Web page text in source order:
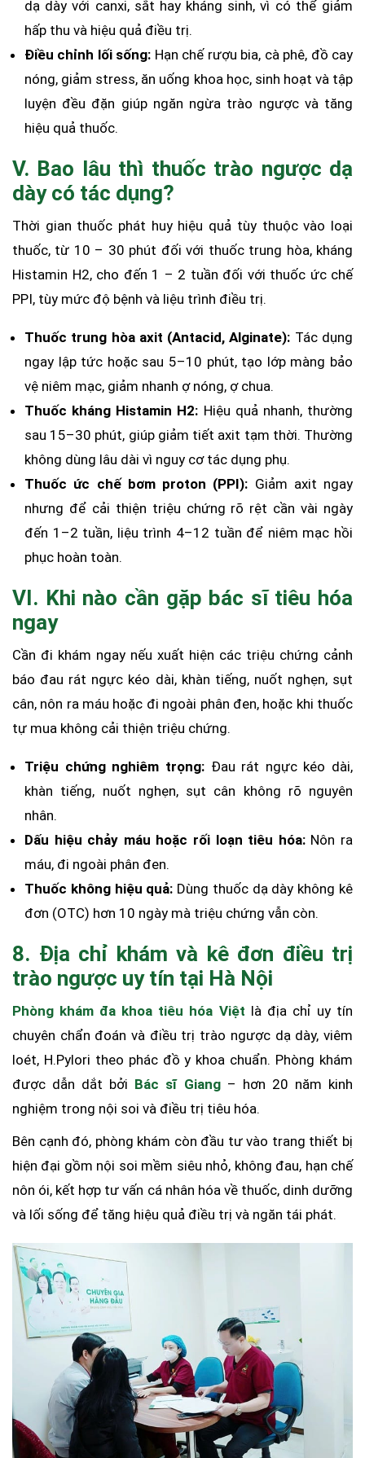
dạ dày với canxi, sắt hay kháng sinh, vì có thể giảm
hấp thu và hiệu quả điều trị.
Điều chỉnh lối sống: Hạn chế rượu bia, cà phê, đồ cay
nóng, giảm stress, ăn uống khoa học, sinh hoạt và tập
luyện đều đặn giúp ngăn ngừa trào ngược và tăng
hiệu quả thuốc.
V. Bao lâu thì thuốc trào ngược dạ
dày có tác dụng?
Thời gian thuốc phát huy hiệu quả tùy thuộc vào loại
thuốc, từ 10 – 30 phút đối với thuốc trung hòa, kháng
Histamin H2, cho đến 1 – 2 tuần đối với thuốc ức chế
PPI, tùy mức độ bệnh và liệu trình điều trị.
Thuốc trung hòa axit (Antacid, Alginate): Tác dụng
ngay lập tức hoặc sau 5–10 phút, tạo lớp màng bảo
vệ niêm mạc, giảm nhanh ợ nóng, ợ chua.
Thuốc kháng Histamin H2: Hiệu quả nhanh, thường
sau 15–30 phút, giúp giảm tiết axit tạm thời. Thường
không dùng lâu dài vì nguy cơ tác dụng phụ.
Thuốc ức chế bơm proton (PPI): Giảm axit ngay
nhưng để cải thiện triệu chứng rõ rệt cần vài ngày
đến 1–2 tuần, liệu trình 4–12 tuần để niêm mạc hồi
phục hoàn toàn.
VI. Khi nào cần gặp bác sĩ tiêu hóa
ngay
Cần đi khám ngay nếu xuất hiện các triệu chứng cảnh
báo đau rát ngực kéo dài, khàn tiếng, nuốt nghẹn, sụt
cân, nôn ra máu hoặc đi ngoài phân đen, hoặc khi thuốc
tự mua không cải thiện triệu chứng.
Triệu chứng nghiêm trọng:Đau rát ngực kéo dài,
khàn tiếng, nuốt nghẹn, sụt cân không rõ nguyên
nhân.
Dấu hiệu chảy máu hoặc rối loạn tiêu hóa:Nôn ra
máu, đi ngoài phân đen.
Thuốc không hiệu quả: Dùng thuốc dạ dày không kê
đơn (OTC) hơn 10 ngày mà triệu chứng vẫn còn.
8. Địa chỉ khám và kê đơn điều trị
trào ngược uy tín tại Hà Nội
Phòng khám đa khoa tiêu hóa Việt là địa chỉ uy tín
chuyên chẩn đoán và điều trị trào ngược dạ dày, viêm
loét, H.Pylori theo phác đồ y khoa chuẩn. Phòng khám
được dẫn dắt bởi Bác sĩ Giang– hơn 20 năm kinh
nghiệm trong nội soi và điều trị tiêu hóa.
Bên cạnh đó, phòng khám còn đầu tư vào trang thiết bị
hiện đại gồm nội soi mềm siêu nhỏ, không đau, hạn chế
nôn ói, kết hợp tư vấn cá nhân hóa về thuốc, dinh dưỡng
và lối sống để tăng hiệu quả điều trị và ngăn tái phát.